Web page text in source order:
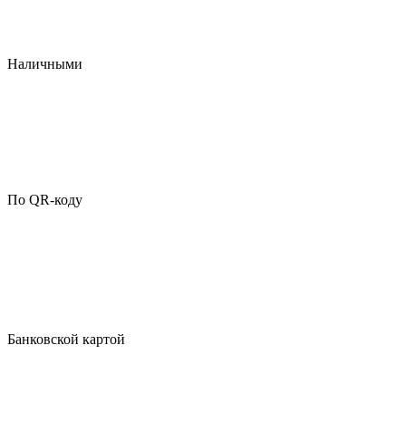
Наличными
По QR-коду
Банковской картой